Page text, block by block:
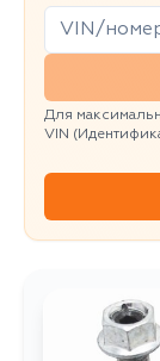
Для
VIN